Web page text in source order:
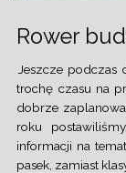
Rower
Jeszcze podczas
trochę czasu na
dobrze
roku
informacji na
pasek, zamiast